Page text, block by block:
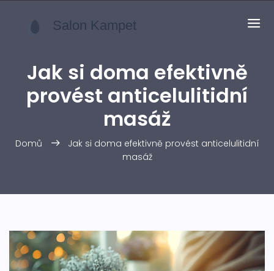
Jak si doma efektivně
provést anticelulitidní
masáž
Domů
Jak si doma efektivně provést anticelulitidní
masáž